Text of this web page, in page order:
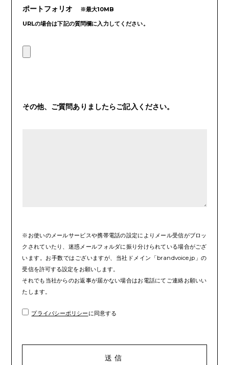
ポートフォリオ
※最大10MB
URLの場合は下記の質問欄に入力してください。
その他、ご質問ありましたらご記入ください。
※お使いのメールサービスや携帯電話の設定によりメール受信がブロッ
クされていたり、迷惑メールフォルダに振り分けられている場合がござ
います。お手数ではございますが、当社ドメイン「brandvoice.jp」の
受信を許可する設定をお願いします。
それでも当社からのお返事が届かない場合はお電話にてご連絡お願いい
たします。
プライバシーポリシー に同意する